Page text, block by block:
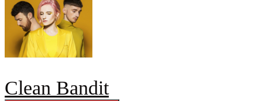
Clean Bandit